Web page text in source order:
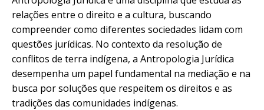
relações entre o direito e a cultura, buscando
compreender como diferentes sociedades lidam com
questões jurídicas. No contexto da resolução de
conflitos de terra indígena, a Antropologia Jurídica
desempenha um papel fundamental na mediação e na
busca por soluções que respeitem os direitos e as
tradições das comunidades indígenas.